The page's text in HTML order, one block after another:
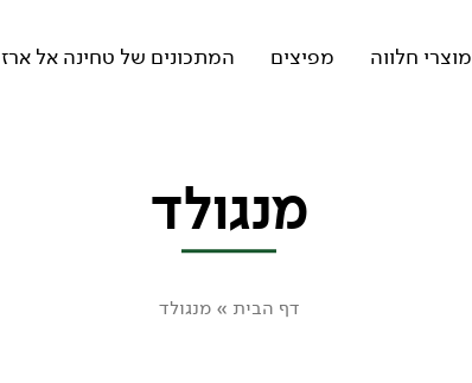
מוצרי חלווה מפיצים המתכונים של טחינה אל ארז
מנגולד
דף הבית »מנגולד